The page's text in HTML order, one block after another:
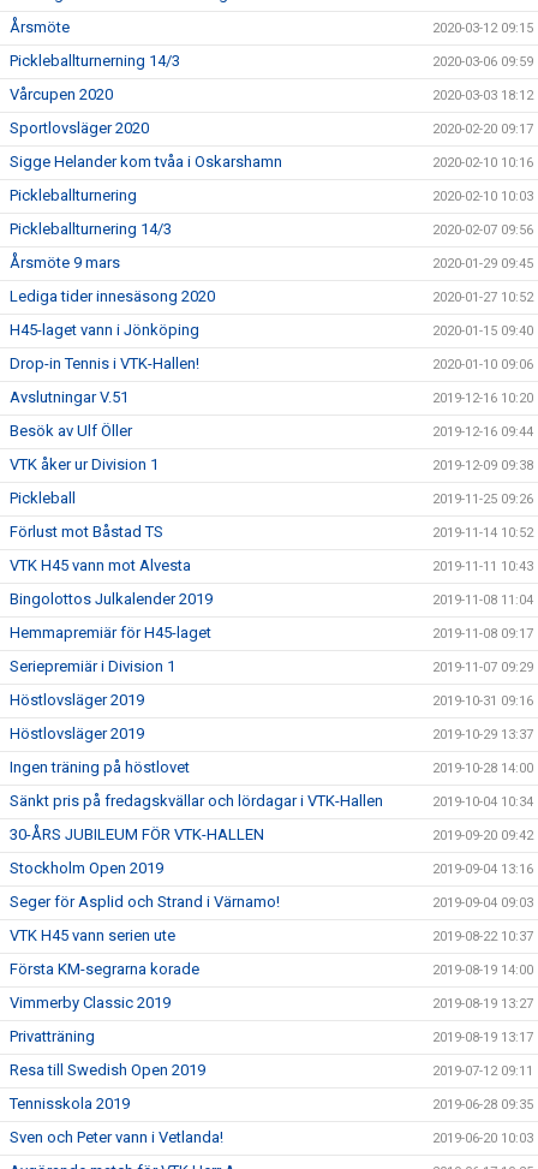
Årsmöte 2020-03-12 09:15
Pickleballturnerning 14/3 2020-03-06 09:59
Vårcupen 2020 2020-03-03 18:12
Sportlovsläger 2020 2020-02-20 09:17
Sigge Helander kom tvåa i Oskarshamn 2020-02-10 10:16
Pickleballturnering 2020-02-10 10:03
Pickleballturnering 14/3 2020-02-07 09:56
Årsmöte 9 mars 2020-01-29 09:45
Lediga tider innesäsong 2020 2020-01-27 10:52
H45-laget vann i Jönköping 2020-01-15 09:40
Drop-in Tennis i VTK-Hallen! 2020-01-10 09:06
Avslutningar V.51 2019-12-16 10:20
Besök av Ulf Öller 2019-12-16 09:44
VTK åker ur Division 1 2019-12-09 09:38
Pickleball 2019-11-25 09:26
Förlust mot Båstad TS 2019-11-14 10:52
VTK H45 vann mot Alvesta 2019-11-11 10:43
Bingolottos Julkalender 2019 2019-11-08 11:04
Hemmapremiär för H45-laget 2019-11-08 09:17
Seriepremiär i Division 1 2019-11-07 09:29
Höstlovsläger 2019 2019-10-31 09:16
Höstlovsläger 2019 2019-10-29 13:37
Ingen träning på höstlovet 2019-10-28 14:00
Sänkt pris på fredagskvällar och lördagar i VTK-Hallen 2019-10-04 10:34
30-ÅRS JUBILEUM FÖR VTK-HALLEN 2019-09-20 09:42
Stockholm Open 2019 2019-09-04 13:16
Seger för Asplid och Strand i Värnamo! 2019-09-04 09:03
VTK H45 vann serien ute 2019-08-22 10:37
Första KM-segrarna korade 2019-08-19 14:00
Vimmerby Classic 2019 2019-08-19 13:27
Privatträning 2019-08-19 13:17
Resa till Swedish Open 2019 2019-07-12 09:11
Tennisskola 2019 2019-06-28 09:35
Sven och Peter vann i Vetlanda! 2019-06-20 10:03